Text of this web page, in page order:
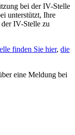
bei der IV-Stelle
unterstützt, Ihre
IV-Stelle zu
finden Sie hier, die
eine Meldung bei